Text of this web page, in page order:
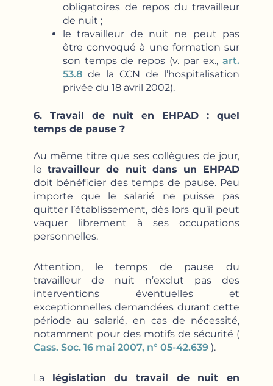
obligatoires de repos du travailleur
de nuit ;
le travailleur de nuit ne peut pas
être convoqué à une formation sur
son temps de repos (v. par ex., art.
53.8 de la CCN de l’hospitalisation
privée du 18 avril 2002).
6. Travail de nuit en EHPAD : quel
temps de pause ?
Au même titre que ses collègues de jour,
letravailleur de nuit dans un EHPAD
doit bénéficier des temps de pause. Peu
importe que le salarié ne puisse pas
quitter l’établissement, dès lors qu’il peut
vaquer librement à ses occupations
personnelles.
Attention, le temps de pause du
travailleur de nuit n’exclut pas des
interventions éventuelles et
exceptionnelles demandées durant cette
période au salarié, en cas de nécessité,
notamment pour des motifs de sécurité (
Cass. Soc. 16 mai 2007, n° 05-42.639 ).
La législation du travail de nuit en